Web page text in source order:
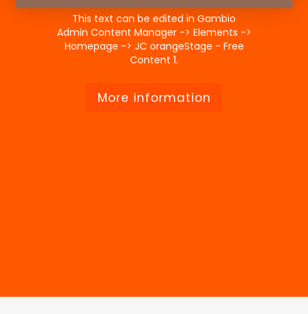
This text can be edited in Gambio
Admin Content Manager -> Elements ->
Homepage -> JC orangeStage - Free
Content 1.
More information